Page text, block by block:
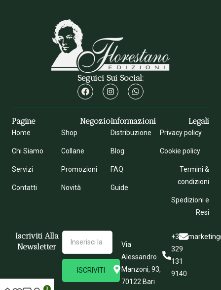
Seguici Sui Social:
Pagine
Home
Chi Siamo
Servizi
Contatti
Negozio
Shop
Collane
Promozioni
Novità
Informazioni
Distribuzione
Blog
FAQ
Guide
Legali
Privacy policy
Cookie policy
Termini &
condizioni
Spedizioni e
Resi
Iscriviti Alla
Newsletter
ISCRIVITI
Via
Alessandro
Manzoni, 93,
70122 Bari
+39
329
131
9140
0